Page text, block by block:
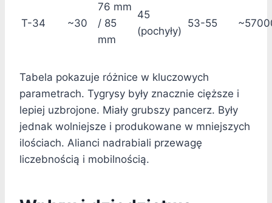
T-34 ~30
76 mm
/ 85
mm
45
(pochyły)
53-55
Tabela pokazuje różnice w kluczowych
parametrach. Tygrysy były znacznie cięższe i
lepiej uzbrojone. Miały grubszy pancerz. Były
jednak wolniejsze i produkowane w mniejszych
ilościach. Alianci nadrabiali przewagę
liczebnością i mobilnością.